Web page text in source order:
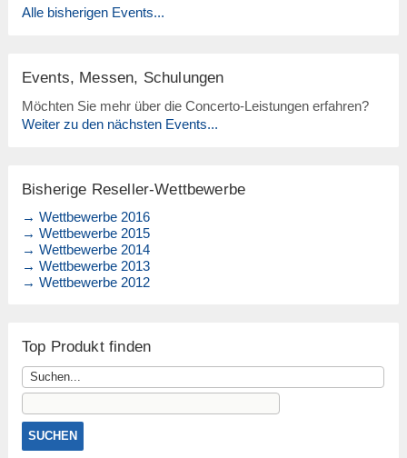
Alle bisherigen Events...
Events, Messen, Schulungen
Möchten Sie mehr über die Concerto-Leistungen erfahren?
Weiter zu den nächsten Events...
Bisherige Reseller-Wettbewerbe
→ Wettbewerbe 2016
→ Wettbewerbe 2015
→ Wettbewerbe 2014
→ Wettbewerbe 2013
→ Wettbewerbe 2012
Top Produkt finden